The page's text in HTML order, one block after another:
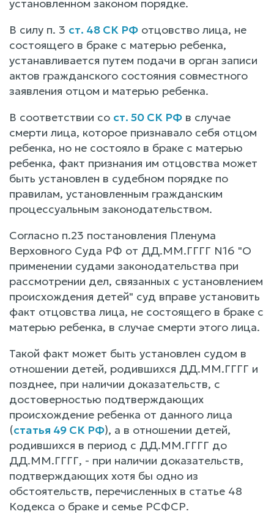
установленном законом порядке.
В силу п. 3 ст. 48 СК РФ отцовство лица, не
состоящего в браке с матерью ребенка,
устанавливается путем подачи в орган записи
актов гражданского состояния совместного
заявления отцом и матерью ребенка.
В соответствии со ст. 50 СК РФ в случае
смерти лица, которое признавало себя отцом
ребенка, но не состояло в браке с матерью
ребенка, факт признания им отцовства может
быть установлен в судебном порядке по
правилам, установленным гражданским
процессуальным законодательством.
Согласно п.23 постановления Пленума
Верховного Суда РФ от ДД.ММ.ГГГГ N16 "О
применении судами законодательства при
рассмотрении дел, связанных с установлением
происхождения детей" суд вправе установить
факт отцовства лица, не состоящего в браке с
матерью ребенка, в случае смерти этого лица.
Такой факт может быть установлен судом в
отношении детей, родившихся ДД.ММ.ГГГГ и
позднее, при наличии доказательств, с
достоверностью подтверждающих
происхождение ребенка от данного лица
(статья 49 СК РФ), а в отношении детей,
родившихся в период с ДД.ММ.ГГГГ до
ДД.ММ.ГГГГ, - при наличии доказательств,
подтверждающих хотя бы одно из
обстоятельств, перечисленных в статье 48
Кодекса о браке и семье РСФСР.